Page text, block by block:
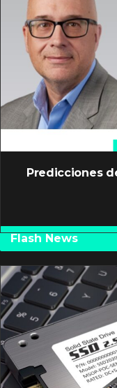
Predicciones
Flash News